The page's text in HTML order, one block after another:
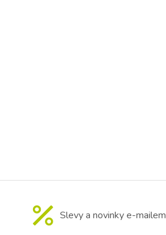
Slevy a novinky e-mailem